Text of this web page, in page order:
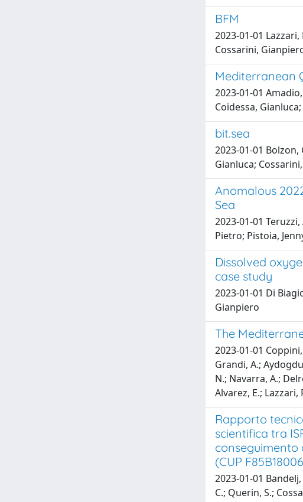
BFM
2023-01-01
Cossarini,
Mediterranean
2023-01-01
Coidessa,
bit.sea
2023-01-01
Gianluca;
Anomalous
Sea
2023-01-01
Pietro; Pistoia,
Dissolved
case study
2023-01-01 Di
Gianpiero
The
2023-01-01
Grandi, A.;
N.; Navarra, A.;
Alvarez, E.;
Rapporto
scientifica tra
conseguimento
(CUP
2023-01-01
C.; Querin, S.;